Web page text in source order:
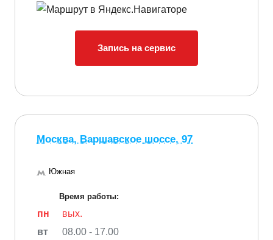
Запись на сервис
Москва, Варшавское шоссе, 97
Южная
Время работы:
пн
вых.
вт
08.00 - 17.00